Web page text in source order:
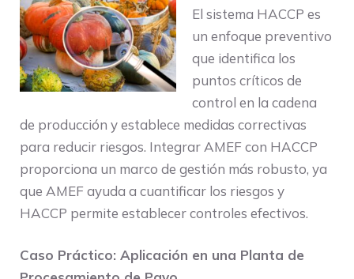
El sistema HACCP es
un enfoque preventivo
que identifica los
puntos críticos de
control en la cadena
de producción y establece medidas correctivas
para reducir riesgos. Integrar AMEF con HACCP
proporciona un marco de gestión más robusto, ya
que AMEF ayuda a cuantificar los riesgos y
HACCP permite establecer controles efectivos.
Caso Práctico: Aplicación en una Planta de